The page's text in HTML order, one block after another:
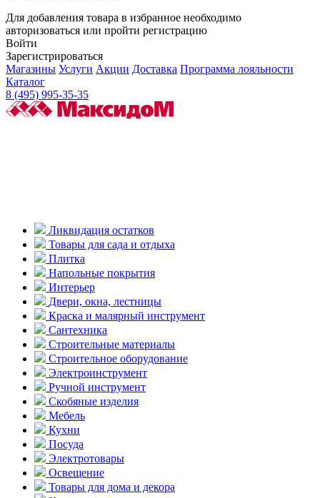
Для добавления товара в избранное необходимо
авторизоваться или пройти регистрацию
Войти
Зарегистрироваться
Магазины Услуги Акции Доставка Программа лояльности
Каталог
8 (495) 995-35-35
Ликвидация остатков
Товары для сада и отдыха
Плитка
Напольные покрытия
Интерьер
Двери, окна, лестницы
Краска и малярный инструмент
Сантехника
Строительные материалы
Строительное оборудование
Электроинструмент
Ручной инструмент
Скобяные изделия
Мебель
Кухни
Посуда
Электротовары
Освещение
Товары для дома и декора